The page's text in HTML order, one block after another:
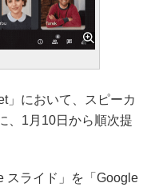
」において、スピーカ
、1月10日から順次提
スライド」を「Google